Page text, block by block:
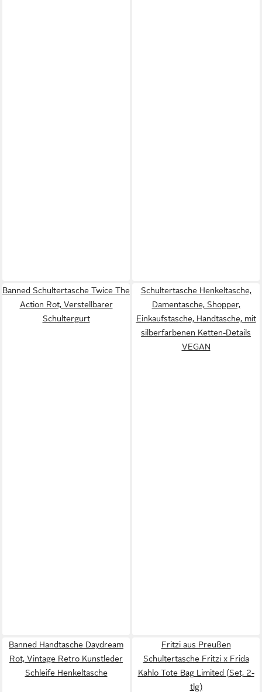
Banned Schultertasche Twice The
Action Rot, Verstellbarer
Schultergurt
Schultertasche Henkeltasche,
Damentasche, Shopper,
Einkaufstasche, Handtasche, mit
silberfarbenen Ketten-Details
VEGAN
Banned Handtasche Daydream
Rot, Vintage Retro Kunstleder
Schleife Henkeltasche
Fritzi aus Preußen
Schultertasche Fritzi x Frida
Kahlo Tote Bag Limited (Set, 2-
tlg)